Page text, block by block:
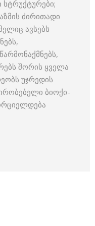
სტრუქტურები;
ძირითადი
ავსებს
შორის ყველა
უჯრედის
ბიოქი­